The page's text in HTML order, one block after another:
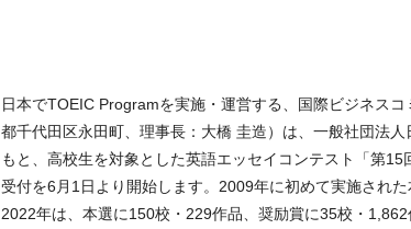
日本でTOEIC Programを実施・運営する、国際ビジネス
都千代田区永田町、理事長：大橋 圭造）は、一般社団法
もと、高校生を対象とした英語エッセイコンテスト「第
受付を6月1日より開始します。2009年に初めて実施され
2022年は、本選に150校・229作品、奨励賞に35校・1,862